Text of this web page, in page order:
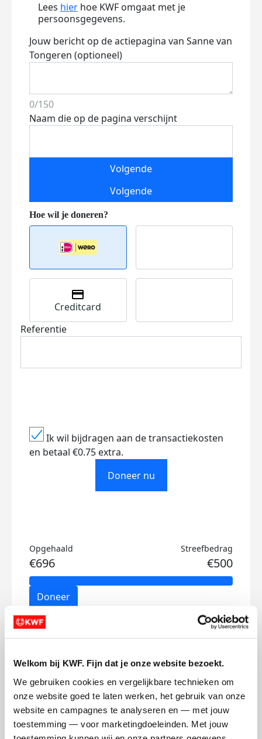
Welkom bij KWF. Fijn dat je onze website bezoekt.
We gebruiken cookies en vergelijkbare technieken om
onze website goed te laten werken, het gebruik van onze
website en campagnes te analyseren en — met jouw
toestemming — voor marketingdoeleinden. Met jouw
Lees hier hoe KWF omgaat met je
persoonsgegevens.
Jouw bericht op de actiepagina van Sanne van
Tongeren (optioneel)
0/150
Naam die op de pagina verschijnt
Volgende
Volgende
Creditcard
Referentie
Ik wil bijdragen aan de transactiekosten
en betaal €0.75 extra.
Doneer nu
Opgehaald
€696
Streefbedrag
€500
Doneer
Sanne's badges